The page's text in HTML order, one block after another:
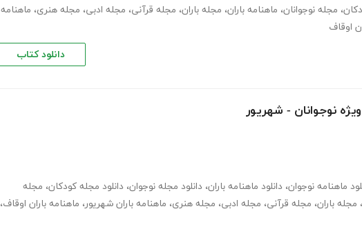
، مجله نوجوانان، ماهنامه باران، مجله باران، مجله قرآنی، مجله ادبی، مجله هنری، ماهنامه
اوقاف
دانلود کتاب
ویژه نوجوانان - شهریور
ماهنامه نوجوان، دانلود ماهنامه باران، دانلود مجله نوجوان، دانلود مجله کودکان، مجله
، مجله باران، مجله قرآنی، مجله ادبی، مجله هنری، ماهنامه باران شهریور، ماهنامه باران اوقاف،